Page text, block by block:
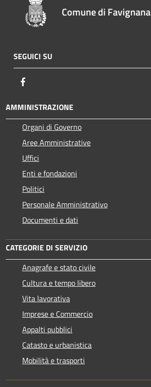
Comune di Favignana
SEGUICI SU
AMMINISTRAZIONE
Organi di Governo
Aree Amministrative
Uffici
Enti e fondazioni
Politici
Personale Amministrativo
Documenti e dati
CATEGORIE DI SERVIZIO
Anagrafe e stato civile
Cultura e tempo libero
Vita lavorativa
Imprese e Commercio
Appalti pubblici
Catasto e urbanistica
Mobilità e trasporti